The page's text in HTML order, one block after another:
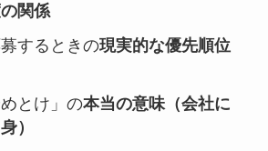
関係
するときの現実的な優先順位
めとけ」の本当の意味（会社に
）